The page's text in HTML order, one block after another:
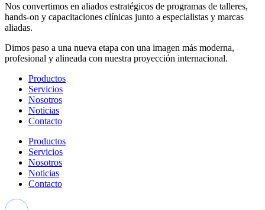
Nos convertimos en aliados estratégicos de programas de talleres,
hands-on y capacitaciones clínicas junto a especialistas y marcas
aliadas.
Dimos paso a una nueva etapa con una imagen más moderna,
profesional y alineada con nuestra proyección internacional.
Productos
Servicios
Nosotros
Noticias
Contacto
Productos
Servicios
Nosotros
Noticias
Contacto